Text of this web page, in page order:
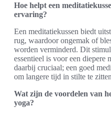
Hoe helpt een
ervaring?
Een meditatiekussen biedt
rug, waardoor ongemak of
worden verminderd. Dit
essentieel is voor een
daarbij cruciaal; een goed
om langere tijd in stilte te
Wat zijn de voordelen van
yoga?